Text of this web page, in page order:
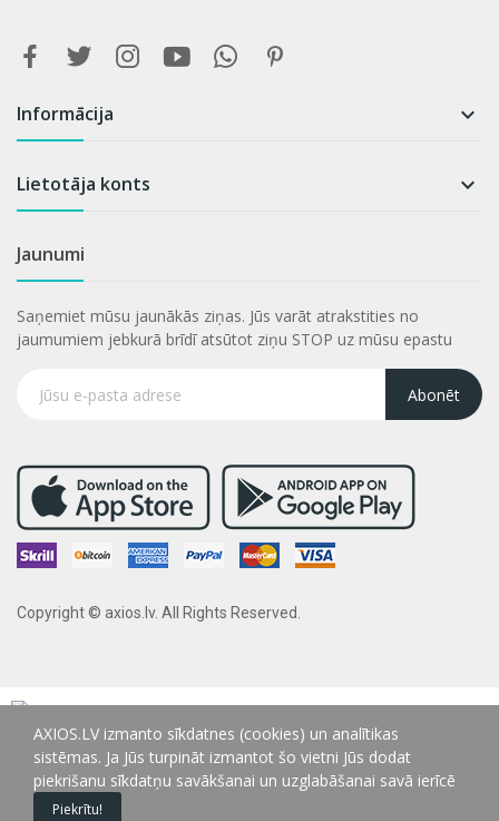
Informācija 
Lietotāja konts 
Jaunumi
Saņemiet mūsu jaunākās ziņas. Jūs varāt atrakstities no
jaumumiem jebkurā brīdī atsūtot ziņu STOP uz mūsu epastu
Abonēt
Copyright © axios.lv. All Rights Reserved.
AXIOS.LV izmanto sīkdatnes (cookies) un analītikas
sistēmas. Ja Jūs turpināt izmantot šo vietni Jūs dodat
piekrišanu sīkdatņu savākšanai un uzglabāšanai savā ierīcē
Piekrītu!